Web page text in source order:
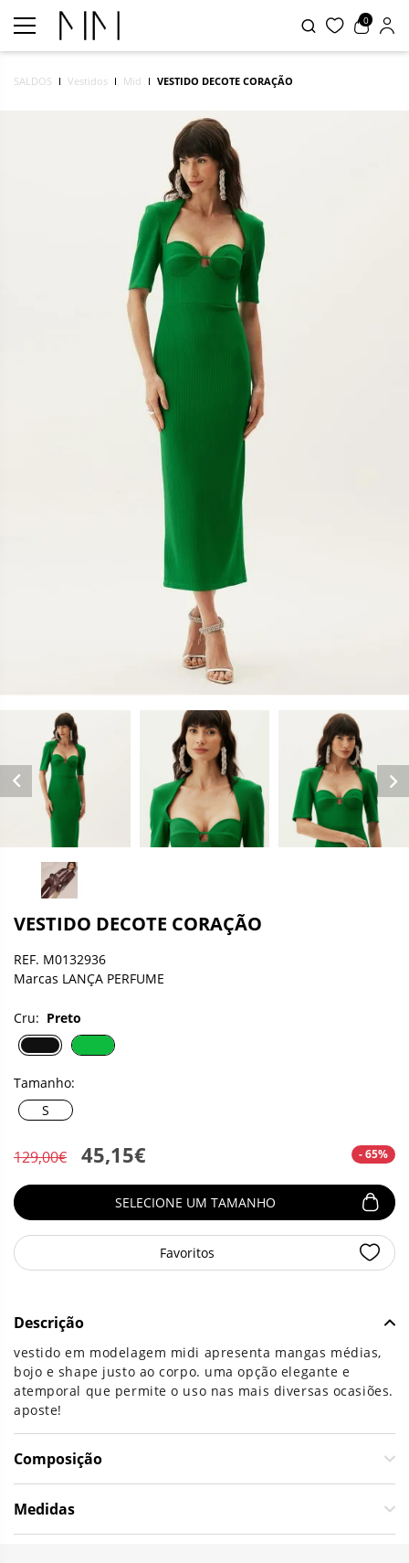
0
SALDOS Vestidos Mid VESTIDO DECOTE CORAÇÃO
VESTIDO DECOTE CORAÇÃO
REF. M0132936
Marcas LANÇA PERFUME
Cru: Preto
Tamanho:
S
129,00€ 45,15€ - 65%
SELECIONE UM TAMANHO
Favoritos
Descrição
vestido em modelagem midi apresenta mangas médias,
bojo e shape justo ao corpo. uma opção elegante e
atemporal que permite o uso nas mais diversas ocasiões.
aposte!
Composição
Medidas